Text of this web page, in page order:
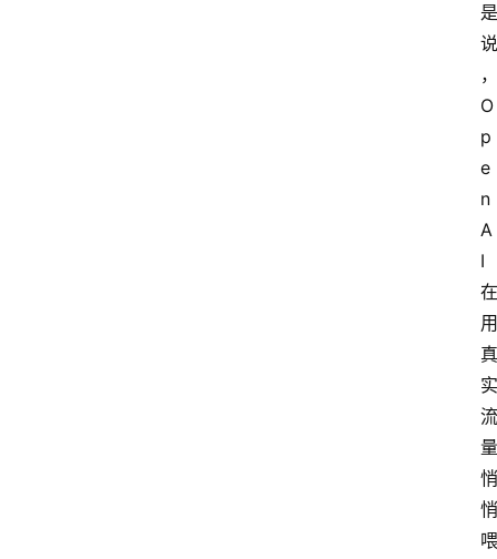
是
说
，
O
p
e
n
A
I
在
用
真
实
流
量
悄
悄
喂